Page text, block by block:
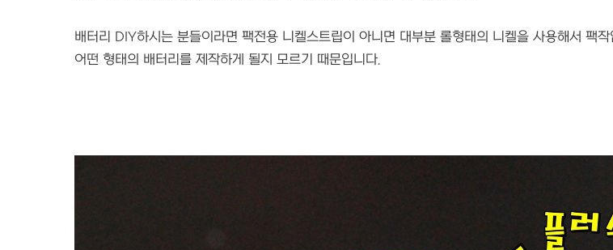
배터리 DIY하시는 분들이라면 팩전용 니켈스트립이 아니면 대부분 롤형태의 니켈을 사용해서 팩작
어떤 형태의 배터리를 제작하게 될지 모르기 때문입니다.